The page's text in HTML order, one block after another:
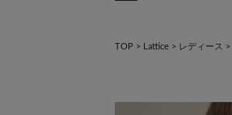
TOP > Lattice > レディース >